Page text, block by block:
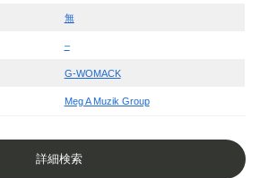
無
–
G-WOMACK
Meg A Muzik Group
詳細検索